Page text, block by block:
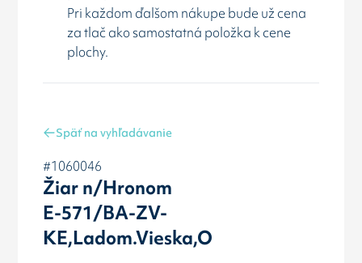
Pri každom ďalšom nákupe bude už cena
za tlač ako samostatná položka k cene
plochy.
Späť na vyhľadávanie
#1060046
Žiar n/Hronom
E-571/BA-ZV-
KE,Ladom.Vieska,O